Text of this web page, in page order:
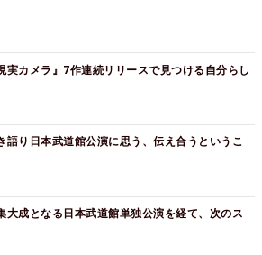
実カメラ』7作連続リリースで見つける自分らし
語り日本武道館公演に思う、伝え合うというこ
大成となる日本武道館単独公演を経て、次のス